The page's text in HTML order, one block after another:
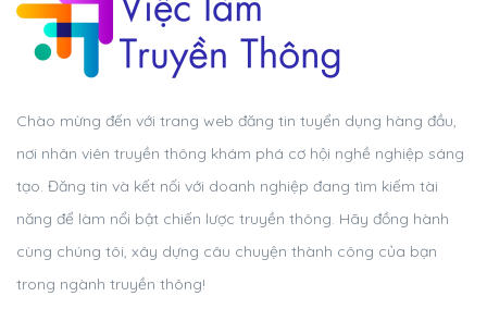
Chào mừng đến với trang web đăng tin tuyển dụng hàng đầu,
nơi nhân viên truyền thông khám phá cơ hội nghề nghiệp sáng
tạo. Đăng tin và kết nối với doanh nghiệp đang tìm kiếm tài
năng để làm nổi bật chiến lược truyền thông. Hãy đồng hành
cùng chúng tôi, xây dựng câu chuyện thành công của bạn
trong ngành truyền thông!